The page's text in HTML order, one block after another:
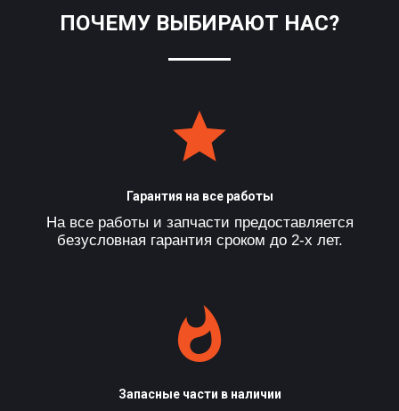
ПОЧЕМУ ВЫБИРАЮТ НАС?
Гарантия на все работы
На все работы и запчасти предоставляется
безусловная гарантия сроком до 2-х лет.
Запасные части в наличии